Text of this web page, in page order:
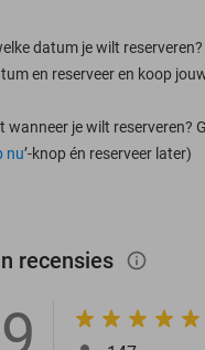
datum je wilt
en reserveer en koop
wanneer je wilt reserveren?
nu’-knop én reserveer later)
recensies info_outlined